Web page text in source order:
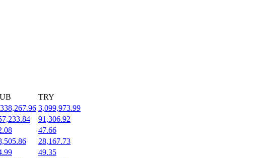
TRY
3,099,973.99
91,306.92
47.66
28,167.73
49.35